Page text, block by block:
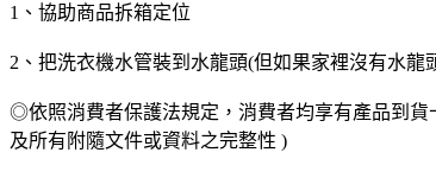
1、協助商品拆箱定位
2、把洗衣機水管裝到水龍頭(但如果家裡沒有水
◎依照消費者保護法規定，消費者均享有產品到貨
及所有附隨文件或資料之完整性 )